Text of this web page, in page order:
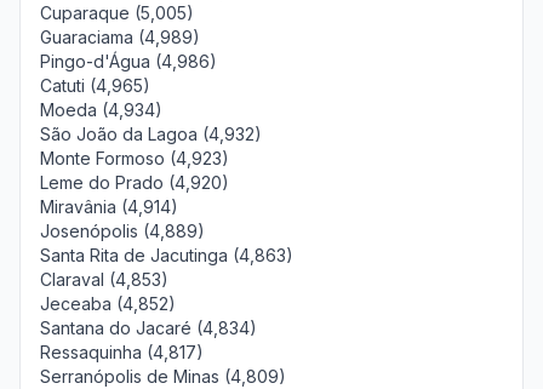
Cuparaque (5,005)
Guaraciama (4,989)
Pingo-d'Água (4,986)
Catuti (4,965)
Moeda (4,934)
São João da Lagoa (4,932)
Monte Formoso (4,923)
Leme do Prado (4,920)
Miravânia (4,914)
Josenópolis (4,889)
Santa Rita de Jacutinga (4,863)
Claraval (4,853)
Jeceaba (4,852)
Santana do Jacaré (4,834)
Ressaquinha (4,817)
Serranópolis de Minas (4,809)